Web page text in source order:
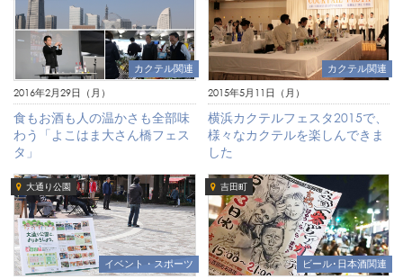
カクテル関連
2016年2月29日（月）
食もお酒も人の温かさも全部味
わう「よこはま大さん橋フェス
タ」
カクテル関連
2015年5月11日（月）
横浜カクテルフェスタ2015で、
様々なカクテルを楽しんできま
した
大通り公園
イベント・スポーツ
吉田町
ビール･日本酒関連